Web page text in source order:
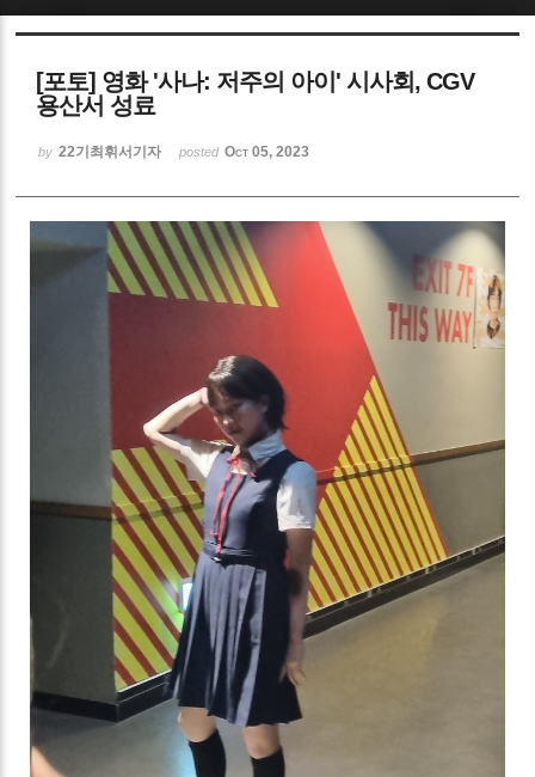
[포토] 영화 '사나: 저주의 아이' 시사회, CGV
용산서 성료
by 22기최휘서기자 posted Oct 05, 2023
Sketchbook5, 스케치북5
Sketchbook5, 스케치북5